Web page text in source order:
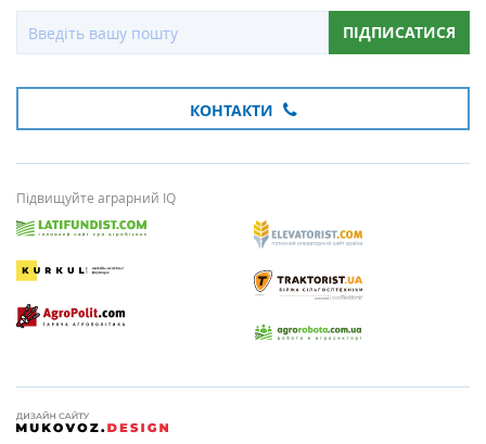
ПІДПИСАТИСЯ
КОНТАКТИ
Підвищуйте аграрний IQ